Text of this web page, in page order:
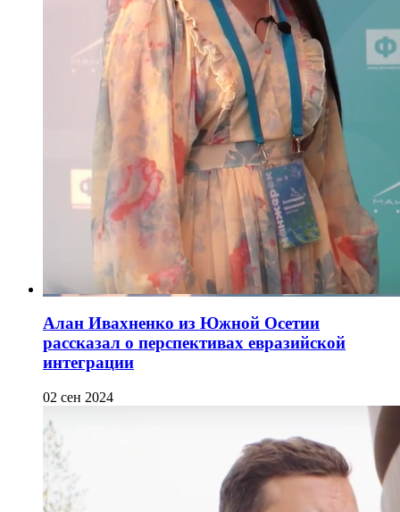
Алан Ивахненко из Южной Осетии
рассказал о перспективах евразийской
интеграции
02 сен 2024